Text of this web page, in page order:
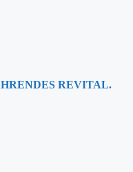
REVITAL.